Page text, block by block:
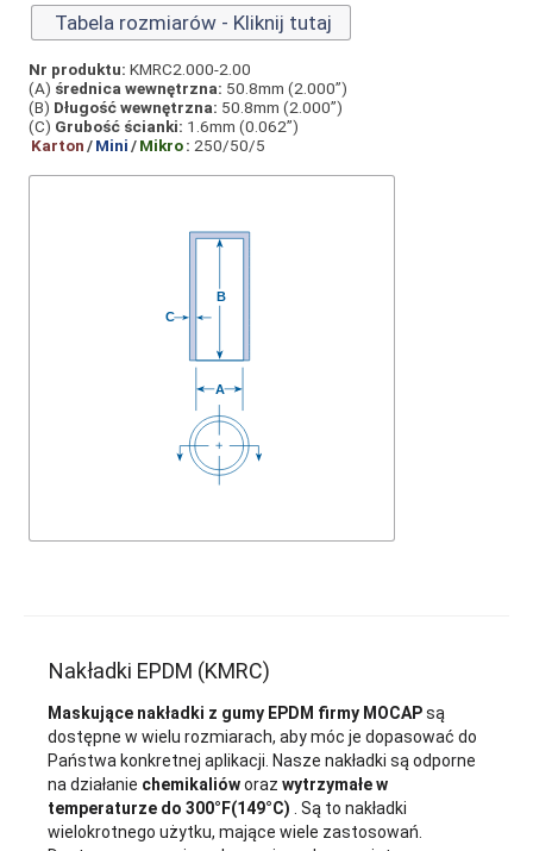
Tabela rozmiarów - Kliknij tutaj
Nr produktu: KMRC2.000-2.00
(A) średnica wewnętrzna: 50.8mm (2.000”)
(B) Długość wewnętrzna: 50.8mm (2.000”)
(C) Grubość ścianki: 1.6mm (0.062”)
Karton/Mini/Mikro: 250/50/5
Nakładki EPDM (KMRC)
Maskujące nakładki z gumy EPDM firmy MOCAPsą
dostępne w wielu rozmiarach, aby móc je dopasować do
Państwa konkretnej aplikacji. Nasze nakładki są odporne
na działanie chemikalióworazwytrzymałe w
temperaturze do 300°F(149°C). Są to nakładki
wielokrotnego użytku, mające wiele zastosowań.